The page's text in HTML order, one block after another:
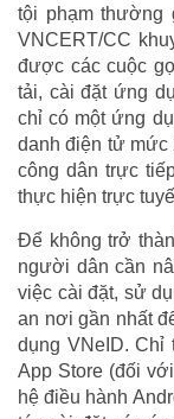
tội phạm thường
VNCERT/CC
được các cuộc
tải, cài đặt ứng
chỉ có một ứng
danh điện tử mức
công dân trực
thực hiện trực
Để không trở
người dân cần
việc cài đặt, sử
an nơi gần nhất
dụng VNeID. Chỉ
App Store (đối
hệ điều hành